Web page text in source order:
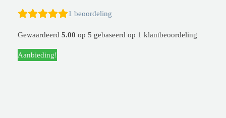
1 beoordeling
Gewaardeerd 5.00 op 5 gebaseerd op 1 klantbeoordeling
Aanbieding!